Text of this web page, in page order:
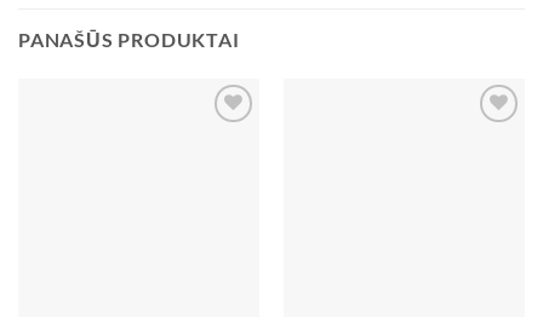
PANAŠŪS PRODUKTAI